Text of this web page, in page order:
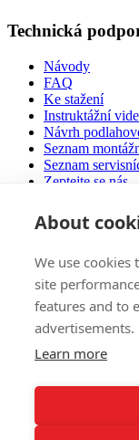
Technická
Návody
FAQ
Ke stažení
Instruktážní
Návrh
Seznam
Seznam
Zeptejte se nás
Provozní
Prodej
E-Shop
Autorizovaní
Zahraniční trhy
Reference
Všeobecné
Ochrana
About
We use
site
features and to
advertisements.
Learn more